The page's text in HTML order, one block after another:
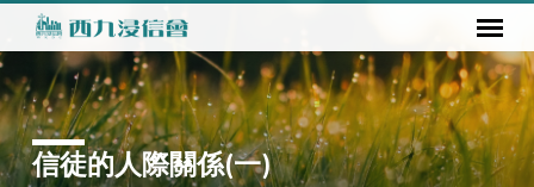
信徒的人際關係(一)